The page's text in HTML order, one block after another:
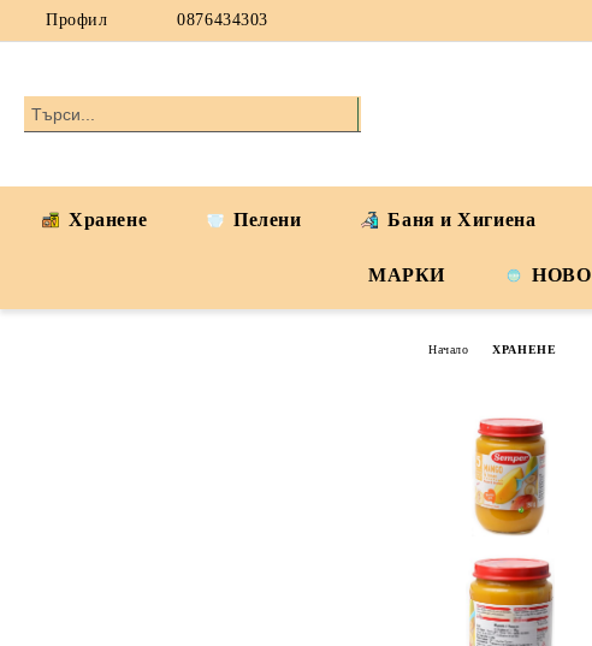
Профил 0876434303
Хранене Пелени Баня и Хигиена
МАРКИ НОВО
Начало ХРАНЕНЕ